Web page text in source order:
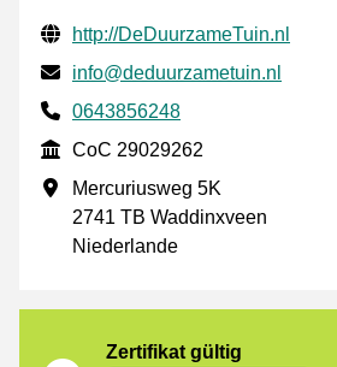
Geprüfte Kontaktinformationen
Website URL
http://DeDuurzameTuin.nl
E-mail
info@deduurzametuin.nl
Phone number
0643856248
CoC
CoC 29029262
Geschäftsadresse
Mercuriusweg 5K
2741 TB Waddinxveen
Niederlande
Zertifikat gültig